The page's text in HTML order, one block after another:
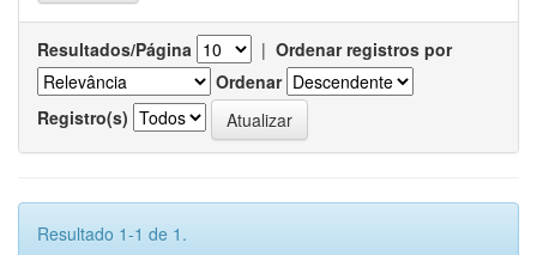
Resultados/Página | Ordenar registros por
Ordenar
Registro(s)
Resultado 1-1 de 1.